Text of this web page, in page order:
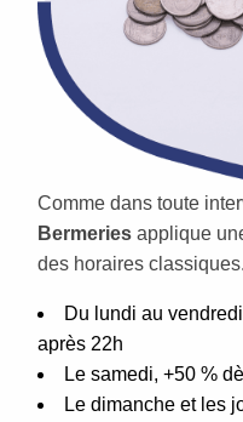
Comme dans toute
Bermeries applique
des horaires
Du lundi au
après 22h
Le samedi, +50 %
Le dimanche et les